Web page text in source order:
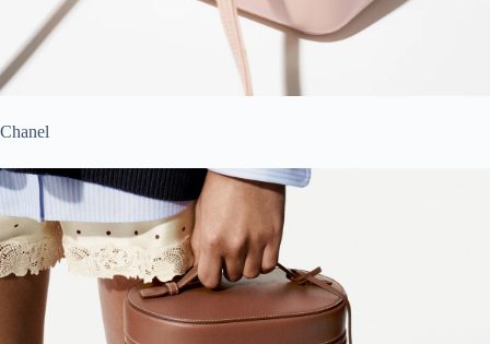
Chanel